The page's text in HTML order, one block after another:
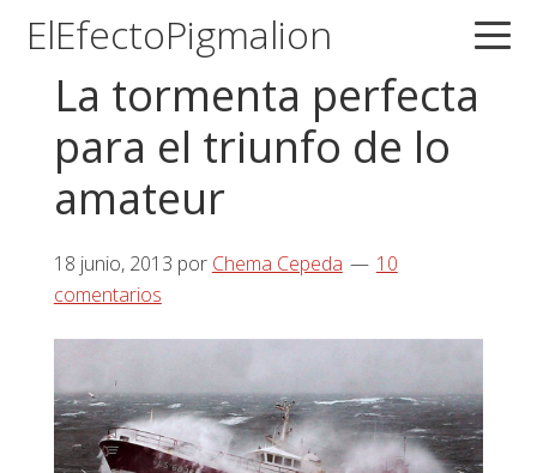
Saltar
navegación
principal
Saltar
contenido
principal
Saltar
lateral
principal
ElEfectoPigmalion
La tormenta perfecta
para el triunfo de lo
amateur
18 junio, 2013 por Chema Cepeda
10
comentarios